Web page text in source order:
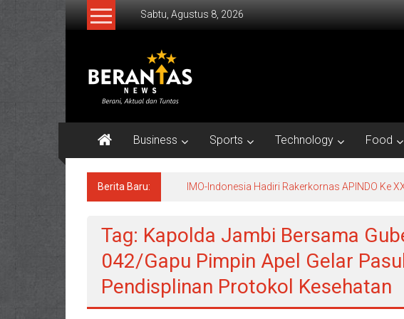
Lompat
Sabtu, Agustus 8, 2026
BERANTAS
NEWS
Tuntas.
Business Sports Technology Food
Berita Baru: IMO-Indonesia Hadiri Rakerkornas APINDO Ke
Tag: Kapolda Jambi Bersama
042/Gapu Pimpin Apel Gelar
Pendisplinan Protokol Kesehatan